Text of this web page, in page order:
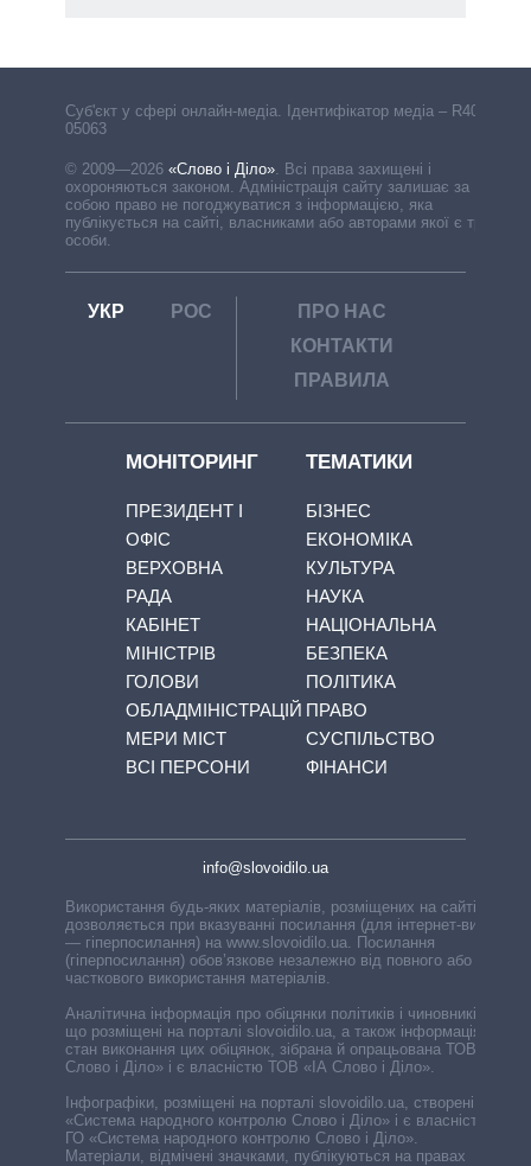
Cуб'єкт у сфері онлайн-медіа. Ідентифікатор медіа – R40-
05063
© 2009—2026 «Слово і Діло». Всі права захищені і
охороняються законом. Адміністрація сайту залишає за
собою право не погоджуватися з інформацією, яка
публікується на сайті, власниками або авторами якої є треті
особи.
УКР РОС
ПРО НАС
КОНТАКТИ
ПРАВИЛА
МОНІТОРИНГ
ПРЕЗИДЕНТ І
ОФІС
ВЕРХОВНА
РАДА
КАБІНЕТ
МІНІСТРІВ
ГОЛОВИ
ОБЛАДМІНІСТРАЦІЙ
МЕРИ МІСТ
ВСІ ПЕРСОНИ
ТЕМАТИКИ
БІЗНЕС
ЕКОНОМІКА
КУЛЬТУРА
НАУКА
НАЦІОНАЛЬНА
БЕЗПЕКА
ПОЛІТИКА
ПРАВО
СУСПІЛЬСТВО
ФІНАНСИ
info@slovoidilo.ua
Використання будь-яких матеріалів, розміщених на сайті,
дозволяється при вказуванні посилання (для інтернет-видань
— гіперпосилання) на www.slovoidilo.ua. Посилання
(гіперпосилання) обов’язкове незалежно від повного або
часткового використання матеріалів.
Аналітична інформація про обіцянки політиків і чиновників,
що розміщені на порталі slovoidilo.ua, а також інформація про
стан виконання цих обіцянок, зібрана й опрацьована ТОВ «ІА
Слово і Діло» і є власністю ТОВ «ІА Слово і Діло».
Інфографіки, розміщені на порталі slovoidilo.ua, створені ГО
«Система народного контролю Слово і Діло» і є власністю
ГО «Система народного контролю Слово і Діло».
Матеріали, відмічені значками, публікуються на правах